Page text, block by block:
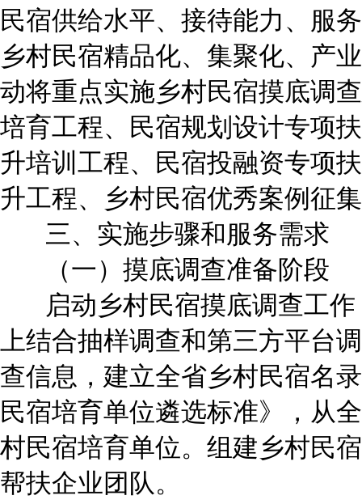
民宿供给水平、接待能力、服
乡村民宿精品化、集聚化、产
动将重点实施乡村民宿摸底调
培育工程、民宿规划设计专项
升培训工程、民宿投融资专项
升工程、乡村民宿优秀案例征
三、实施步骤和服务需求
（一）摸底调查准备阶段
启动乡村民宿摸底调查工作
上结合抽样调查和第三方平台
查信息，建立全省乡村民宿名
民宿培育单位遴选标准》，从
村民宿培育单位。组建乡村民
帮扶企业团队。